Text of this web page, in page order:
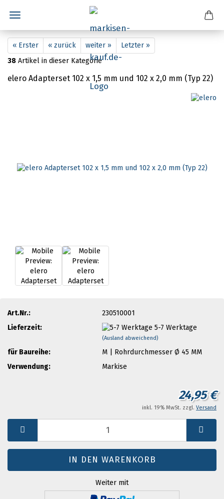
« Erster « zurück weiter »
Letzter »
38 Artikel in dieser Kategorie
elero Adapterset 102 x 1,5 mm und 102 x 2,0 mm (Typ 22)
Art.Nr.:
230510001
Lieferzeit:
5-7 Werktage
(Ausland abweichend)
für Baureihe:
M | Rohrdurchmesser Ø 45 MM
Verwendung:
Markise
24,95 €
inkl. 19% MwSt. zzgl. Versand
Weiter mit